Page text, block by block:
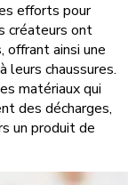
efforts pour
créateurs ont
offrant ainsi une
leurs chaussures.
matériaux qui
des décharges,
un produit de